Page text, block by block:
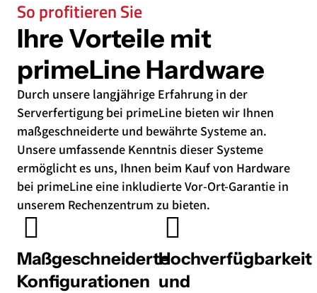
So profitieren Sie
Ihre Vorteile mit
primeLine Hardware
Durch unsere langjährige Erfahrung in der
Serverfertigung bei primeLine bieten wir Ihnen
maßgeschneiderte und bewährte Systeme an.
Unsere umfassende Kenntnis dieser Systeme
ermöglicht es uns, Ihnen beim Kauf von Hardware
bei primeLine eine inkludierte Vor-Ort-Garantie in
unserem Rechenzentrum zu bieten.
Maßgeschneiderte
Konfigurationen
Hochverfügbarkeit
und